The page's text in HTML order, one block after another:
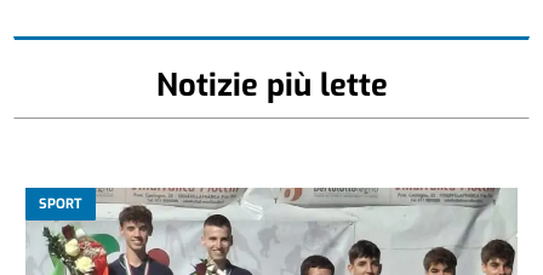
Notizie più lette
SPORT